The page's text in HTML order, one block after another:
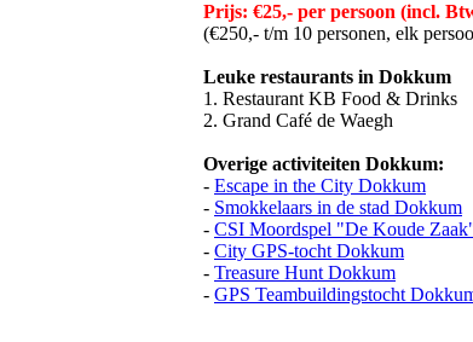
Prijs: €25,- per persoon (incl.
(€250,- t/m 10 personen, elk
Leuke restaurants in Dokkum
1. Restaurant KB Food & Drinks
2. Grand Café de Waegh
Overige activiteiten Dokkum:
- Escape in the City Dokkum
- Smokkelaars in de stad Dokkum
- CSI Moordspel "De Koude
- City GPS-tocht Dokkum
- Treasure Hunt Dokkum
- GPS Teambuildingstocht